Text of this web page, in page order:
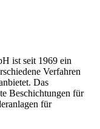
ist seit 1969 ein
Verfahren
Das
Beschichtungen für
für